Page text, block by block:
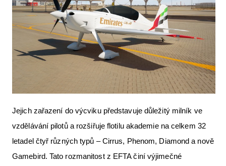
Jejich zařazení do výcviku představuje důležitý milník ve
vzdělávání pilotů a rozšiřuje flotilu akademie na celkem 32
letadel čtyř různých typů – Cirrus, Phenom, Diamond a nově
Gamebird. Tato rozmanitost z EFTA činí výjimečné
VFR Communication app
The SAFE Guide app
Nabídky práce v letectví
Inzerujte s námi
E-SHOP